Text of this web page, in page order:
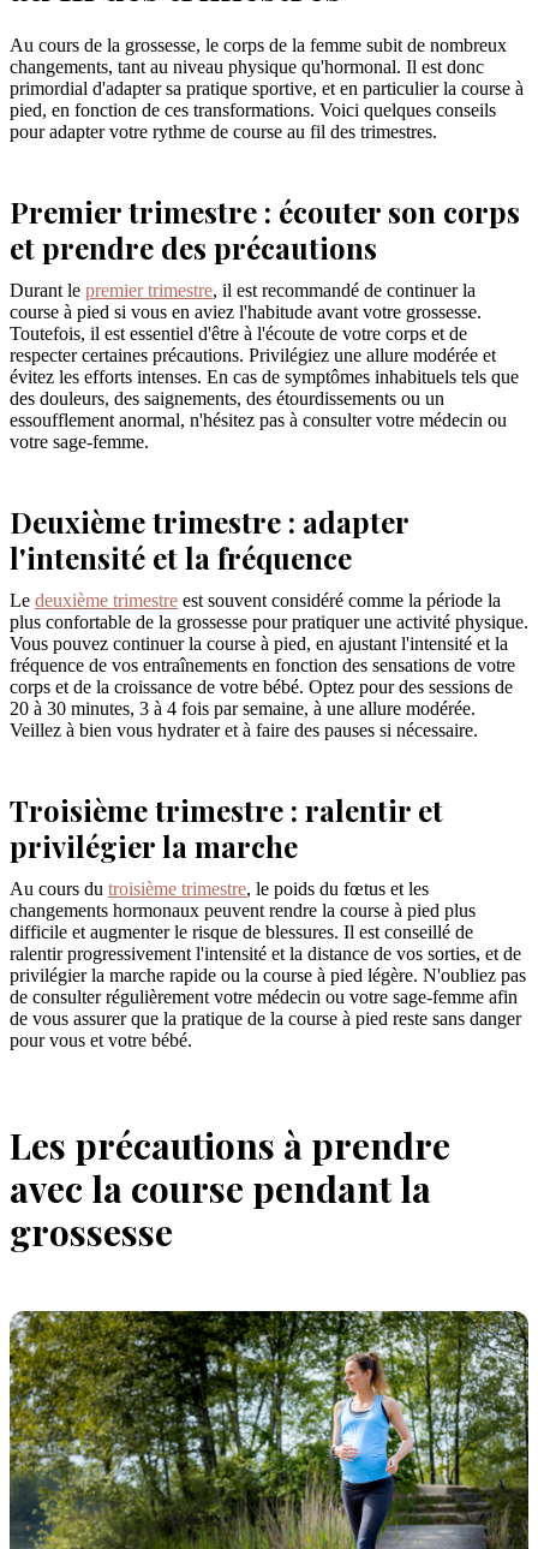
Au cours de la grossesse, le corps de la femme subit de nombreux
changements, tant au niveau physique qu'hormonal. Il est donc
primordial d'adapter sa pratique sportive, et en particulier la course à
pied, en fonction de ces transformations. Voici quelques conseils
pour adapter votre rythme de course au fil des trimestres.
Premier trimestre : écouter son corps
et prendre des précautions
Durant le premier trimestre, il est recommandé de continuer la
course à pied si vous en aviez l'habitude avant votre grossesse.
Toutefois, il est essentiel d'être à l'écoute de votre corps et de
respecter certaines précautions. Privilégiez une allure modérée et
évitez les efforts intenses. En cas de symptômes inhabituels tels que
des douleurs, des saignements, des étourdissements ou un
essoufflement anormal, n'hésitez pas à consulter votre médecin ou
votre sage-femme.
Deuxième trimestre : adapter
l'intensité et la fréquence
Le deuxième trimestre est souvent considéré comme la période la
plus confortable de la grossesse pour pratiquer une activité physique.
Vous pouvez continuer la course à pied, en ajustant l'intensité et la
fréquence de vos entraînements en fonction des sensations de votre
corps et de la croissance de votre bébé. Optez pour des sessions de
20 à 30 minutes, 3 à 4 fois par semaine, à une allure modérée.
Veillez à bien vous hydrater et à faire des pauses si nécessaire.
Troisième trimestre : ralentir et
privilégier la marche
Au cours du troisième trimestre, le poids du fœtus et les
changements hormonaux peuvent rendre la course à pied plus
difficile et augmenter le risque de blessures. Il est conseillé de
ralentir progressivement l'intensité et la distance de vos sorties, et de
privilégier la marche rapide ou la course à pied légère. N'oubliez pas
de consulter régulièrement votre médecin ou votre sage-femme afin
de vous assurer que la pratique de la course à pied reste sans danger
pour vous et votre bébé.
Les précautions à prendre
avec la course pendant la
grossesse